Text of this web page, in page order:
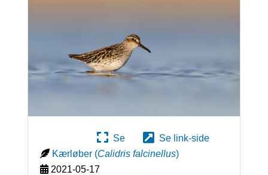
Se
Se link-side
Kærløber (Calidris falcinellus)
2021-05-17